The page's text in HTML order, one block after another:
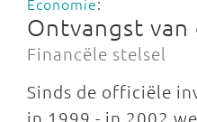
Ontvangst van
Financële stelsel
Sinds de officiële
in 1999 - in 2002